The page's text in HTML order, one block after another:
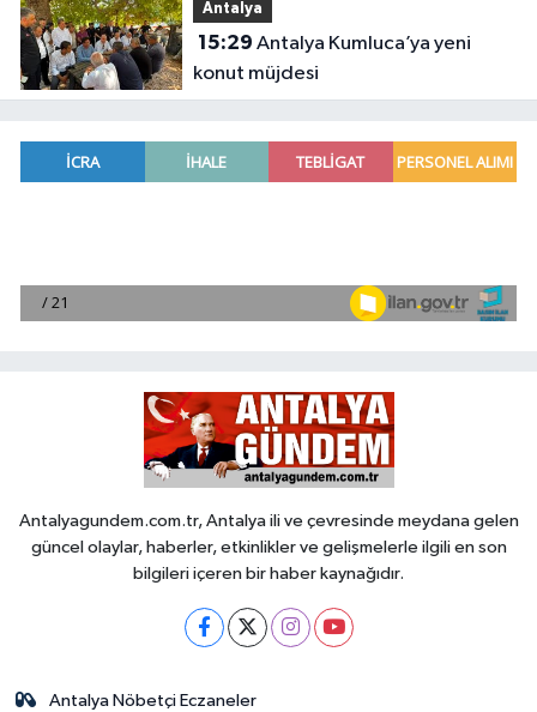
Antalya
15:29
konut müjdesi
Antalyagundem.com.tr, Antalya ili ve çevresinde meydana gelen
güncel olaylar, haberler, etkinlikler ve gelişmelerle ilgili en son
bilgileri içeren bir haber kaynağıdır.
Antalya Nöbetçi Eczaneler